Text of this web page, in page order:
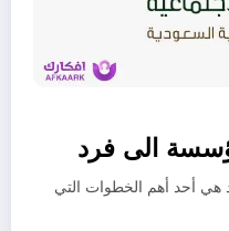
الى فرد
أحد أهم الخطوات التي